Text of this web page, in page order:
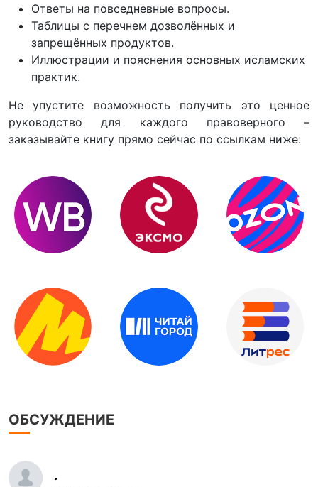
Ответы на повседневные вопросы.
Таблицы с перечнем дозволённых и
запрещённых продуктов.
Иллюстрации и пояснения основных исламских
практик.
Не упустите возможность получить это ценное
руководство для каждого правоверного –
заказывайте книгу прямо сейчас по ссылкам ниже:
ОБСУЖДЕНИЕ
.